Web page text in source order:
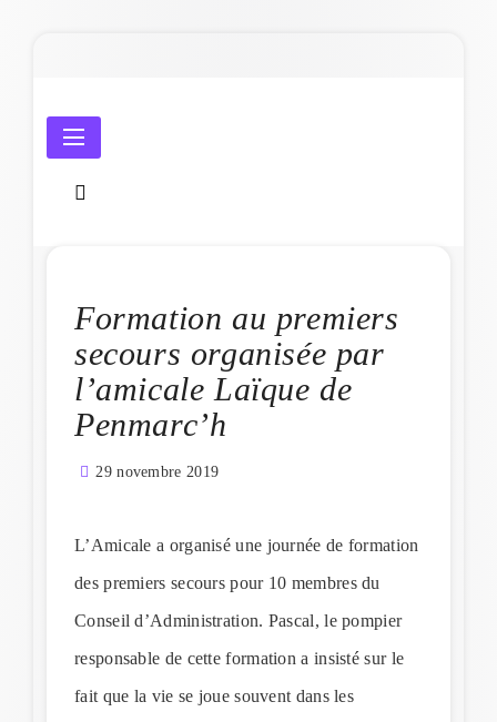
Amicale Laïque de Penmarc'h
Formation au premiers
secours organisée par
l’amicale Laïque de
Penmarc’h
29 novembre 2019
L’Amicale a organisé une journée de formation
des premiers secours pour 10 membres du
Conseil d’Administration. Pascal, le pompier
responsable de cette formation a insisté sur le
fait que la vie se joue souvent dans les